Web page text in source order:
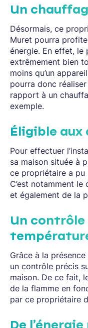
Un
Désormais, ce
Muret pourra
énergie. En effet, le
extrêmement bien
moins qu’un
pourra donc réaliser
rapport à un
exemple.
Éligible
Pour effectuer
sa maison située à
ce propriétaire a pu
C’est notamment le
et également de la
Un contrôle
Grâce à la
un contrôle précis
maison. De ce fait,
de la flamme en
par ce propriétaire
De